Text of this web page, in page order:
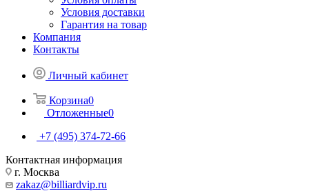
Условия доставки
Гарантия на товар
Компания
Контакты
Личный кабинет
Корзина0
Отложенные0
+7 (495) 374-72-66
Контактная информация
г. Москва
zakaz@billiardvip.ru